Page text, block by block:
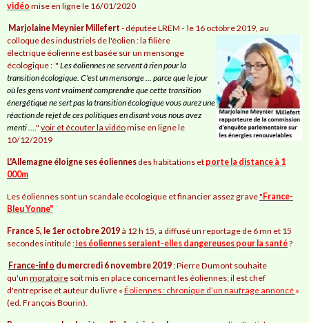
vidéo mise en ligne le 16/01/2020
Marjolaine Meynier Millefert - députée LREM - le 16 octobre 2019, au
colloque des industriels de l'éolien : la filière
électrique éolienne est basée sur un mensonge
écologique : " Les éoliennes ne servent à rien pour la
transition écologique. C'est un mensonge ... parce que le jour
où les gens vont vraimentcomprendre que cette transition
énergétique ne sert pas la transition écologique vous aurez une
réaction de rejet de ces politiques en disant vous nous avez
menti ...." voir et écouter la vidéomise en ligne le
10/12/2019
L'Allemagne éloigne ses éoliennesdes habitations et porte la distance à 1
000m
Les éoliennes sont un scandale écologique et financier assez grave" France-
Bleu Yonne"
France 5, le 1er octobre 2019 à 12 h 15, a diffusé un reportage de 6 mn et 15
secondes intitulé :les éoliennes seraient-elles dangereuses pour la santé?
France-info du mercredi 6 novembre 2019: Pierre Dumont souhaite
qu'un moratoire soit mis en place concernant les éoliennes; il est chef
d'entreprise et auteur du livre « Éoliennes : chronique d’un naufrage annoncé »
(ed. François Bourin).